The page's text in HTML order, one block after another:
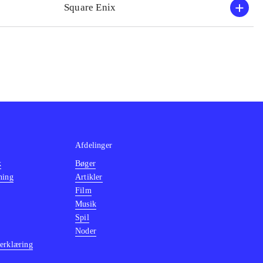
Square Enix
Afdelinger
Bøger
Artikler
Film
Musik
Spil
Noder